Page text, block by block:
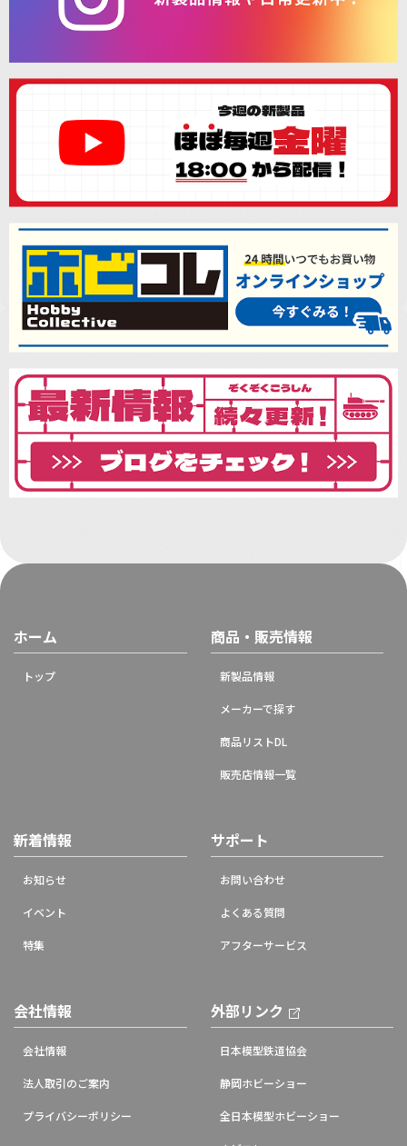
ホーム
トップ
商品・販売情報
新製品情報
メーカーで探す
商品リストDL
販売店情報一覧
新着情報
お知らせ
イベント
特集
サポート
お問い合わせ
よくある質問
アフターサービス
会社情報
会社情報
法人取引のご案内
プライバシーポリシー
外部リンク
日本模型鉄道協会
静岡ホビーショー
全日本模型ホビーショー